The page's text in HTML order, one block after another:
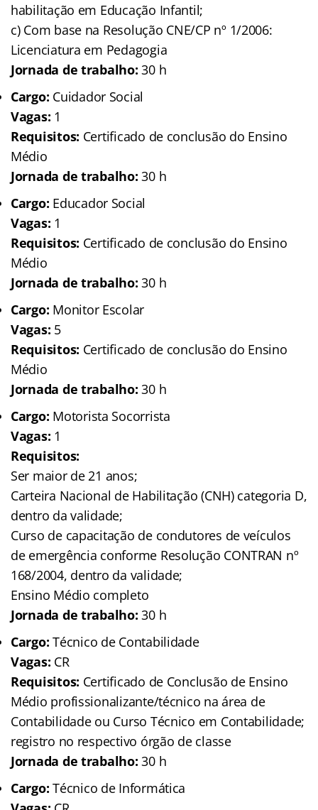
habilitação em Educação Infantil;
c) Com base na Resolução CNE/CP nº 1/2006:
Licenciatura em Pedagogia
Jornada de trabalho: 30 h
Cargo: Cuidador Social
Vagas: 1
Requisitos: Certificado de conclusão do Ensino
Médio
Jornada de trabalho: 30 h
Cargo: Educador Social
Vagas: 1
Requisitos: Certificado de conclusão do Ensino
Médio
Jornada de trabalho: 30 h
Cargo: Monitor Escolar
Vagas: 5
Requisitos: Certificado de conclusão do Ensino
Médio
Jornada de trabalho: 30 h
Cargo: Motorista Socorrista
Vagas: 1
Requisitos:
Ser maior de 21 anos;
Carteira Nacional de Habilitação (CNH) categoria D,
dentro da validade;
Curso de capacitação de condutores de veículos
de emergência conforme Resolução CONTRAN nº
168/2004, dentro da validade;
Ensino Médio completo
Jornada de trabalho: 30 h
Cargo: Técnico de Contabilidade
Vagas: CR
Requisitos: Certificado de Conclusão de Ensino
Médio profissionalizante/técnico na área de
Contabilidade ou Curso Técnico em Contabilidade;
registro no respectivo órgão de classe
Jornada de trabalho: 30 h
Cargo: Técnico de Informática